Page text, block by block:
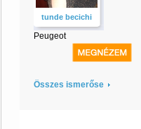
tunde becichi
Peugeot
Összes ismerőse